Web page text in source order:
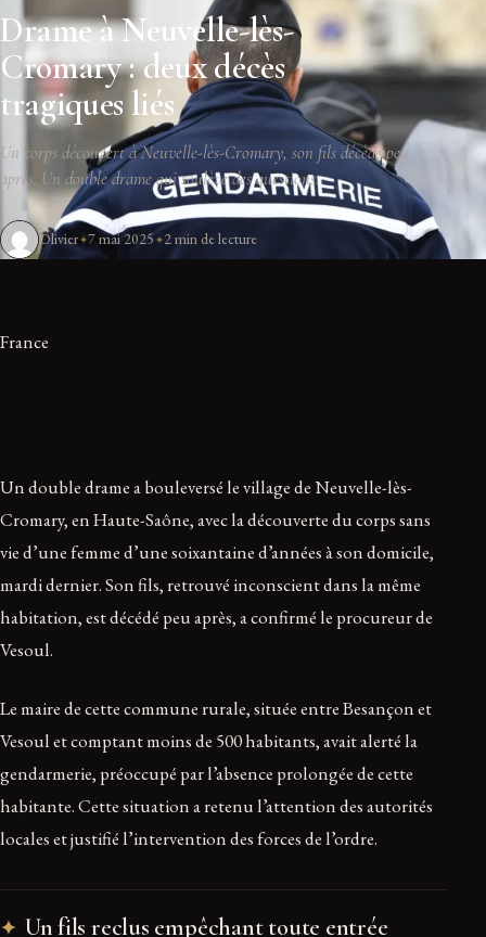
Drame à Neuvelle-lès-
Cromary : deux décès
tragiques liés
Un corps découvert à Neuvelle-lès-Cromary, son fils décède peu
après. Un double drame qui soulève des questions.
Olivier 7 mai 2025 2 min de lecture
France
Un double drame a bouleversé le village de Neuvelle-lès-
Cromary, en Haute-Saône, avec la découverte du corps sans
vie d’une femme d’une soixantaine d’années à son domicile,
mardi dernier. Son fils, retrouvé inconscient dans la même
habitation, est décédé peu après, a confirmé le procureur de
Vesoul.
Le maire de cette commune rurale, située entre Besançon et
Vesoul et comptant moins de 500 habitants, avait alerté la
gendarmerie, préoccupé par l’absence prolongée de cette
habitante. Cette situation a retenu l’attention des autorités
locales et justifié l’intervention des forces de l’ordre.
Un fils reclus empêchant toute entrée